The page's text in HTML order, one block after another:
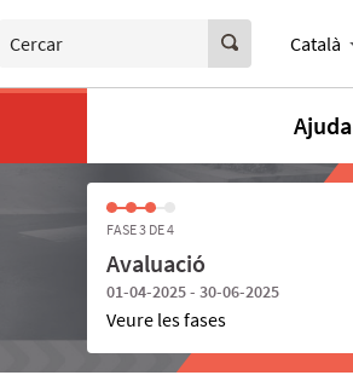
Cercar Català
Ajuda
FASE 3 DE 4
Avaluació
01-04-2025 - 30-06-2025
Veure les fases